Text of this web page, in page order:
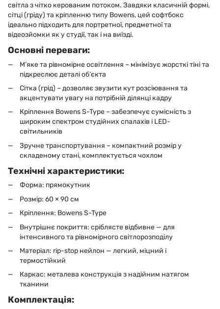
світла з чітко керованим потоком. Завдяки класичній формі,
сітці (гріду) та кріпленню типу Bowens, цей софтбокс
ідеально підходить для портретної, предметної та
відеозйомки як у студії, так і на виїзді.
Основні переваги:
М’яке та рівномірне освітлення – мінімізує жорсткі тіні та
підкреслює деталі об’єкта
Сітка (грід) – дозволяє звузити кут розсіювання та
акцентувати увагу на потрібній ділянці кадру
Кріплення Bowens S-Type – забезпечує сумісність з
широким спектром студійних спалахів і LED-
світильників
Зручне транспортування – компактний розмір у
складеному стані, комплектується чохлом
Технічні характеристики:
Форма: прямокутник
Розмір: 60 × 90 см
Кріплення: Bowens S-Type
Внутрішнє покриття: сріблясте відбивне — для
інтенсивного та рівномірного світлорозподілу
Матеріал: rip-stop нейлон — легкий, міцний і
термостійкий
Каркас: металева конструкція з надійним натягом
тканини
Комплектація: